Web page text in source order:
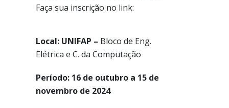
Faça sua inscrição no link:
Local: UNIFAP – Bloco de Eng.
Elétrica e C. da Computação
Período: 16 de outubro a 15 de
novembro de 2024